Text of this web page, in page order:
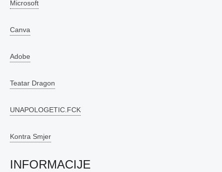
Microsoft
Canva
Adobe
Teatar Dragon
UNAPOLOGETIC.FCK
Kontra Smjer
INFORMACIJE